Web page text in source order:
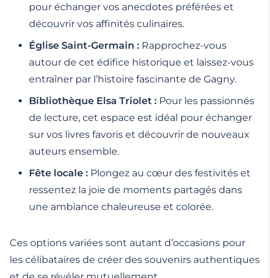
pour échanger vos anecdotes préférées et
découvrir vos affinités culinaires.
Église Saint-Germain : Rapprochez-vous
autour de cet édifice historique et laissez-vous
entraîner par l’histoire fascinante de Gagny.
Bibliothèque Elsa Triolet : Pour les passionnés
de lecture, cet espace est idéal pour échanger
sur vos livres favoris et découvrir de nouveaux
auteurs ensemble.
Fête locale : Plongez au cœur des festivités et
ressentez la joie de moments partagés dans
une ambiance chaleureuse et colorée.
Ces options variées sont autant d’occasions pour
les célibataires de créer des souvenirs authentiques